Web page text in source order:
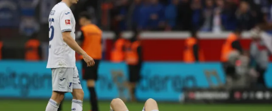
Cyklistika
DALŠÍ SPORTY
Americký fotbal
Baseball a softbal
NEPŘEHLÉDNĚTE
Soutěže